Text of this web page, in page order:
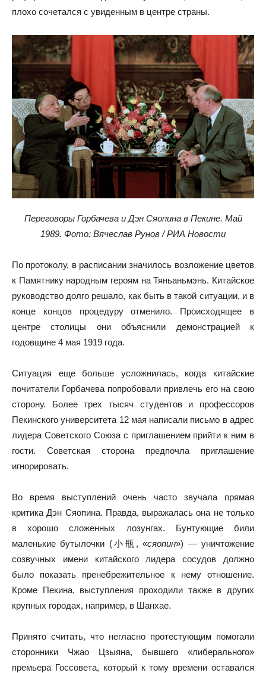
плохо сочетался с увиденным в центре страны.
Переговоры Горбачева и Дэн Сяопина в Пекине. Май
1989. Фото: Вячеслав Рунов / РИА Новости
По протоколу, в расписании значилось возложение цветов
к Памятнику народным героям на Тяньаньмэнь. Китайское
руководство долго решало, как быть в такой ситуации, и в
конце концов процедуру отменило. Происходящее в
центре столицы они объяснили демонстрацией к
годовщине 4 мая 1919 года.
Ситуация еще больше усложнилась, когда китайские
почитатели Горбачева попробовали привлечь его на свою
сторону. Более трех тысяч студентов и профессоров
Пекинского университета 12 мая написали письмо в адрес
лидера Советского Союза с приглашением прийти к ним в
гости. Советская сторона предпочла приглашение
игнорировать.
Во время выступлений очень часто звучала прямая
критика Дэн Сяопина. Правда, выражалась она не только
в хорошо сложенных лозунгах. Бунтующие били
маленькие бутылочки (小瓶, «сяопин») — уничтожение
созвучных имени китайского лидера сосудов должно
было показать пренебрежительное к нему отношение.
Кроме Пекина, выступления проходили также в других
крупных городах, например, в Шанхае.
Принято считать, что негласно протестующим помогали
сторонники Чжао Цзыяна, бывшего «либерального»
премьера Госсовета, который к тому времени оставался